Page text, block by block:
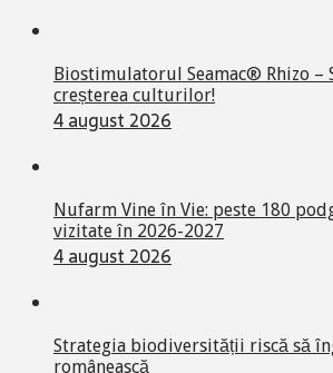
Biostimulatorul Seamac® Rhizo –
creșterea culturilor!
4 august 2026
Nufarm Vine în Vie: peste 180
vizitate în 2026-2027
4 august 2026
Strategia biodiversității riscă să
românească